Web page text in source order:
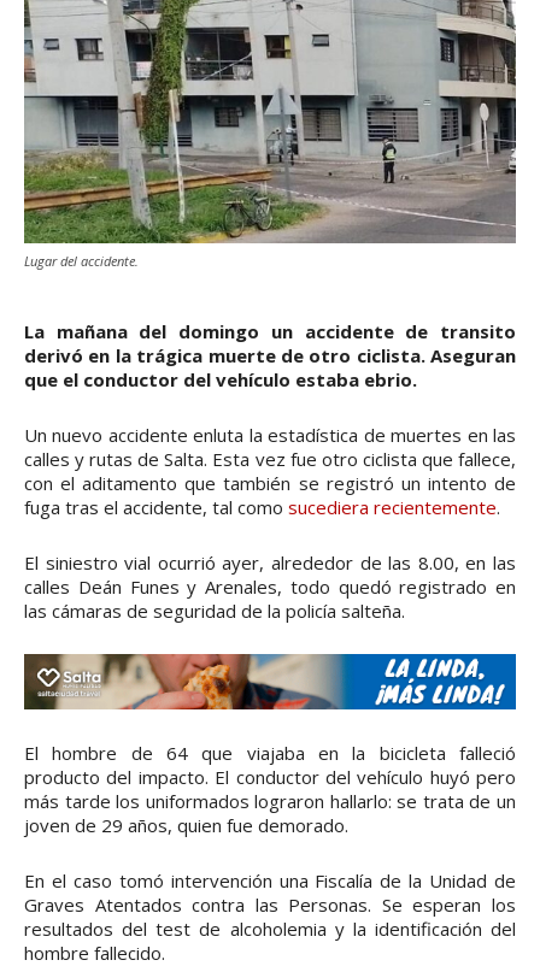
Lugar del accidente.
La mañana del domingo un accidente de transito
derivó en la trágica muerte de otro ciclista. Aseguran
que el conductor del vehículo estaba ebrio.
Un nuevo accidente enluta la estadística de muertes en las
calles y rutas de Salta. Esta vez fue otro ciclista que fallece,
con el aditamento que también se registró un intento de
fuga tras el accidente, tal como sucediera recientemente.
El siniestro vial ocurrió ayer, alrededor de las 8.00, en las
calles Deán Funes y Arenales, todo quedó registrado en
las cámaras de seguridad de la policía salteña.
El hombre de 64 que viajaba en la bicicleta falleció
producto del impacto. El conductor del vehículo huyó pero
más tarde los uniformados lograron hallarlo: se trata de un
joven de 29 años, quien fue demorado.
En el caso tomó intervención una Fiscalía de la Unidad de
Graves Atentados contra las Personas. Se esperan los
resultados del test de alcoholemia y la identificación del
hombre fallecido.